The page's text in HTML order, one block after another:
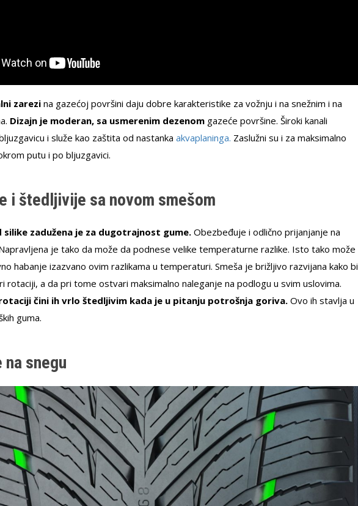
zarezi na gazećoj površini daju dobre karakteristike za vožnju i na snežnim i na
Dizajn je moderan, sa usmerenim dezenom gazeće površine. Široki kanali
i služe kao zaštita od nastanka akvaplaninga. Zaslužni su i za maksimalno
putu i po bljuzgavici.
i štedljivije sa novom smešom
silike zadužena je za dugotrajnost gume. Obezbeđuje i odlično prijanjanje na
je tako da može da podnese velike temperaturne razlike. Isto tako može
habanje izazvano ovim razlikama u temperaturi. Smeša je brižljivo razvijana kako bi
rotaciji, a da pri tome ostvari maksimalno naleganje na podlogu u svim uslovima.
čini ih vrlo štedljivim kada je u pitanju potrošnja goriva. Ovo ih stavlja u
guma.
na snegu